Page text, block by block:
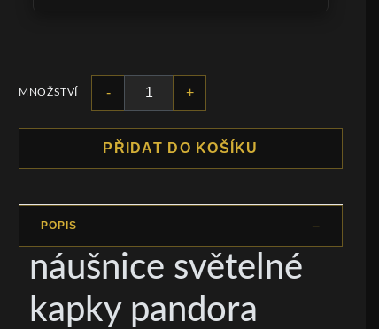
MNOŽSTVÍ - +
PŘIDAT DO KOŠÍKU
POPIS
náušnice světelné
kapky pandora